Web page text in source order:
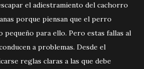
el adiestramiento del cachorro
porque piensan que el perro
pequeño para ello. Pero estas fallas al
a problemas. Desde el
reglas claras a las que debe